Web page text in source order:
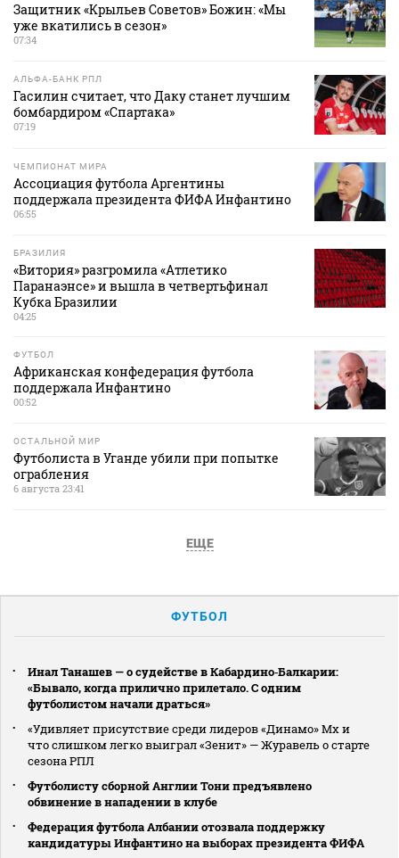
Защитник «Крыльев Советов» Божин: «Мы
уже вкатились в сезон»
07:34
АЛЬФА-БАНК РПЛ
Гасилин считает, что Даку станет лучшим
бомбардиром «Спартака»
07:19
ЧЕМПИОНАТ МИРА
Ассоциация футбола Аргентины
поддержала президента ФИФА Инфантино
06:55
БРАЗИЛИЯ
«Витория» разгромила «Атлетико
Паранаэнсе» и вышла в четвертьфинал
Кубка Бразилии
04:25
ФУТБОЛ
Африканская конфедерация футбола
поддержала Инфантино
00:52
ОСТАЛЬНОЙ МИР
Футболиста в Уганде убили при попытке
ограбления
6 августа 23:41
ЕЩЕ
ФУТБОЛ
Инал Танашев — о судействе в Кабардино‑Балкарии:
«Бывало, когда прилично прилетало. С одним
футболистом начали драться»
«Удивляет присутствие среди лидеров «Динамо» Мх и
что слишком легко выиграл «Зенит» — Журавель о старте
сезона РПЛ
Футболисту сборной Англии Тони предъявлено
обвинение в нападении в клубе
Федерация футбола Албании отозвала поддержку
кандидатуры Инфантино на выборах президента ФИФА